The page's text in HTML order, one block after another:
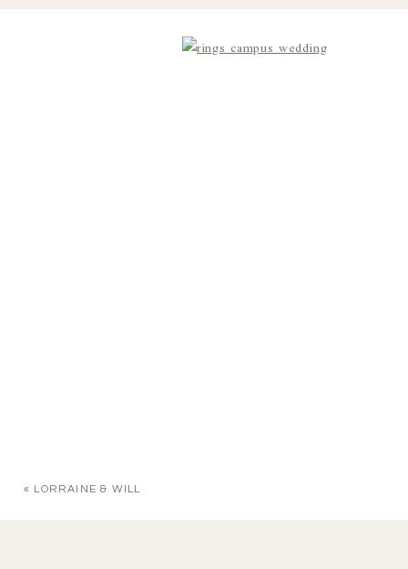
« LORRAINE & WILL